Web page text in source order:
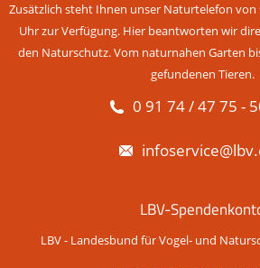
Zusätzlich steht Ihnen unser Naturtelefon von
Uhr zur Verfügung. Hier beantworten wir
den Naturschutz. Vom naturnahen Garten
gefundenen Tieren.
0 91 74 / 47 75 -
LBV-
LBV - Landesbund für Vogel- und